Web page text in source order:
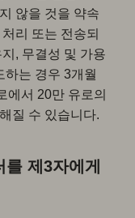
않을 것을 약속
리 또는 전송되
, 무결성 및 가용
하는 경우 3개월
에서 20만 유로의
질 수 있습니다.
제3자에게